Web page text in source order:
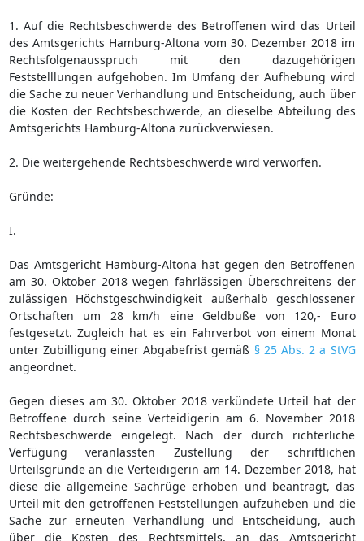
1. Auf die Rechtsbeschwerde des Betroffenen wird das Urteil
des Amtsgerichts Hamburg-Altona vom 30. Dezember 2018 im
Rechtsfolgenausspruch mit den dazugehörigen
Feststelllungen aufgehoben. Im Umfang der Aufhebung wird
die Sache zu neuer Verhandlung und Entscheidung, auch über
die Kosten der Rechtsbeschwerde, an dieselbe Abteilung des
Amtsgerichts Hamburg-Altona zurückverwiesen.
2. Die weitergehende Rechtsbeschwerde wird verworfen.
Gründe:
I.
Das Amtsgericht Hamburg-Altona hat gegen den Betroffenen
am 30. Oktober 2018 wegen fahrlässigen Überschreitens der
zulässigen Höchstgeschwindigkeit außerhalb geschlossener
Ortschaften um 28 km/h eine Geldbuße von 120,- Euro
festgesetzt. Zugleich hat es ein Fahrverbot von einem Monat
unter Zubilligung einer Abgabefrist gemäß § 25 Abs. 2 a StVG
angeordnet.
Gegen dieses am 30. Oktober 2018 verkündete Urteil hat der
Betroffene durch seine Verteidigerin am 6. November 2018
Rechtsbeschwerde eingelegt. Nach der durch richterliche
Verfügung veranlassten Zustellung der schriftlichen
Urteilsgründe an die Verteidigerin am 14. Dezember 2018, hat
diese die allgemeine Sachrüge erhoben und beantragt, das
Urteil mit den getroffenen Feststellungen aufzuheben und die
Sache zur erneuten Verhandlung und Entscheidung, auch
über die Kosten des Rechtsmittels, an das Amtsgericht